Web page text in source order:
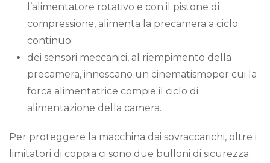
l’alimentatore rotativo e con il pistone di
compressione, alimenta la precamera a ciclo
continuo;
dei sensori meccanici, al riempimento della
precamera, innescano un cinematismoper cui la
forca alimentatrice compie il ciclo di
alimentazione della camera.
Per proteggere la macchina dai sovraccarichi, oltre i
limitatori di coppia ci sono due bulloni di sicurezza: